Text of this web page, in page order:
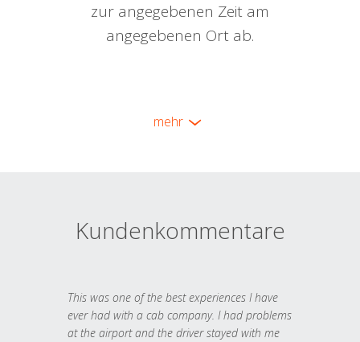
zur angegebenen Zeit am
angegebenen Ort ab.
mehr
Kundenkommentare
This was one of the best experiences I have
ever had with a cab company. I had problems
at the airport and the driver stayed with me